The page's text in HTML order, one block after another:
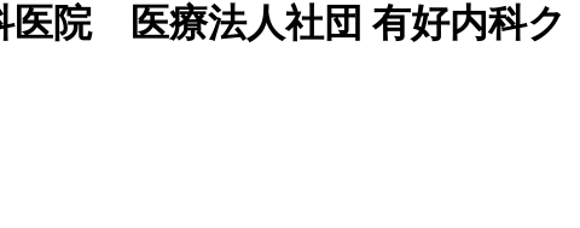
医院 医療法人社団 有好内科ク